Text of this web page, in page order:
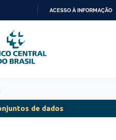
PARA
O
CONTEÚDO
ACESSO À INFORMAÇÃO
de dados